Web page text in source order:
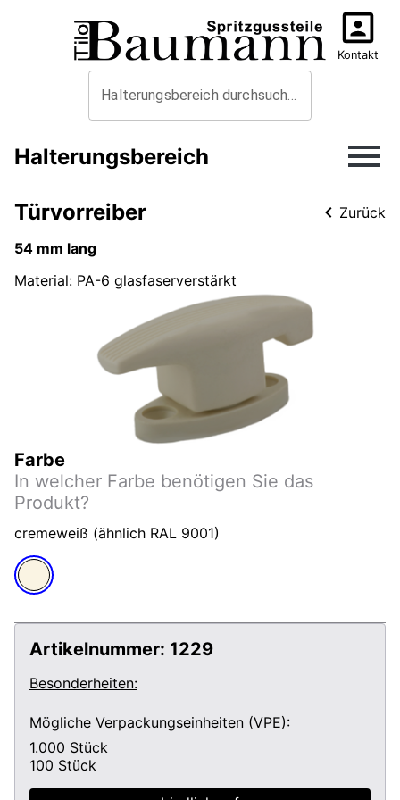
Halterungsbereich durchsuchen
Kontakt
Halterungsbereich
Türvorreiber Zurück
54 mm lang
Material: PA-6 glasfaserverstärkt
Farbe
In welcher Farbe benötigen Sie das
Produkt?
cremeweiß (ähnlich RAL 9001)
Artikelnummer: 1229
Besonderheiten:
Mögliche Verpackungseinheiten (VPE):
1.000 Stück
100 Stück